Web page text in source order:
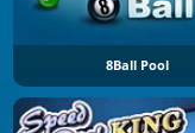
8Ball Pool